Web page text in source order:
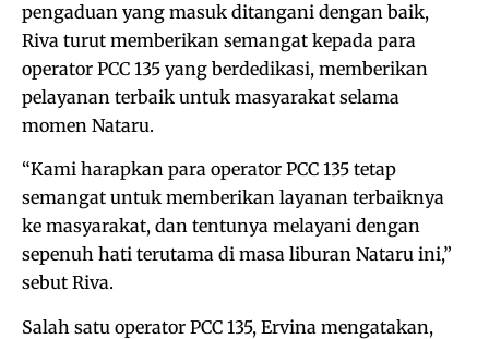
pengaduan yang masuk ditangani dengan baik,
Riva turut memberikan semangat kepada para
operator PCC 135 yang berdedikasi, memberikan
pelayanan terbaik untuk masyarakat selama
momen Nataru.
“Kami harapkan para operator PCC 135 tetap
semangat untuk memberikan layanan terbaiknya
ke masyarakat, dan tentunya melayani dengan
sepenuh hati terutama di masa liburan Nataru ini,”
sebut Riva.
Salah satu operator PCC 135, Ervina mengatakan,